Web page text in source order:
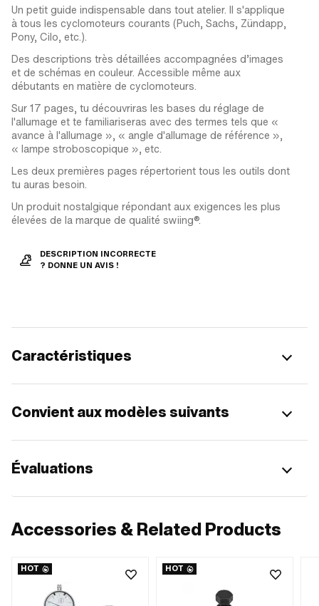
Un petit guide indispensable dans tout atelier. Il s'applique
à tous les cyclomoteurs courants (Puch, Sachs, Zündapp,
Pony, Cilo, etc.).
Des descriptions très détaillées accompagnées d’images
et de schémas en couleur. Accessible même aux
débutants en matière de cyclomoteurs.
Sur 17 pages, tu découvriras les bases du réglage de
l'allumage et te familiariseras avec des termes tels que «
avance à l'allumage », « angle d'allumage de référence »,
« lampe stroboscopique », etc.
Les deux premières pages répertorient tous les outils dont
tu auras besoin.
Un produit nostalgique répondant aux exigences les plus
élevées de la marque de qualité swiing®.
DESCRIPTION INCORRECTE
? DONNE UN AVIS !
Caractéristiques
Convient aux modèles suivants
Évaluations
Accessories & Related Products
HOT HOT